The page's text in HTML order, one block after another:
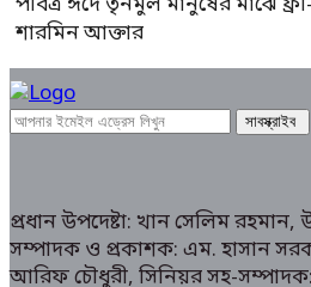
শারমিন আক্তার
প্রধান উপদেষ্টা: খান সেলিম
সম্পাদক ও প্রকাশক: এম. হাসান
আরিফ চৌধুরী, সিনিয়র সহ-